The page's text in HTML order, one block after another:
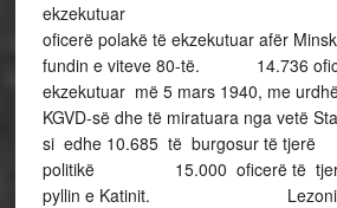
ekzekutuar
oficerë polakë të ekzekutuar afër
fundin e viteve 80-të. 14.736
ekzekutuar më 5 mars 1940, me
KGVD-së dhe të miratuara nga vetë
si edhe 10.685 të burgosur të tjerë
politikë 15.000 oficerë të tjerë
pyllin e Katinit. Lezoni zoti